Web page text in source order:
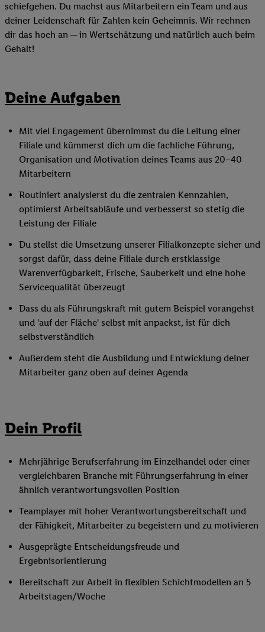
schiefgehen. Du machst aus Mitarbeitern ein Team und aus
deiner Leidenschaft für Zahlen kein Geheimnis. Wir rechnen
dir das hoch an ─ in Wertschätzung und natürlich auch beim
Gehalt!
Deine Aufgaben
Mit viel Engagement übernimmst du die Leitung einer
Filiale und kümmerst dich um die fachliche Führung,
Organisation und Motivation deines Teams aus 20–40
Mitarbeitern
Routiniert analysierst du die zentralen Kennzahlen,
optimierst Arbeitsabläufe und verbesserst so stetig die
Leistung der Filiale
Du stellst die Umsetzung unserer Filialkonzepte sicher und
sorgst dafür, dass deine Filiale durch erstklassige
Warenverfügbarkeit, Frische, Sauberkeit und eine hohe
Servicequalität überzeugt
Dass du als Führungskraft mit gutem Beispiel vorangehst
und 'auf der Fläche' selbst mit anpackst, ist für dich
selbstverständlich
Außerdem steht die Ausbildung und Entwicklung deiner
Mitarbeiter ganz oben auf deiner Agenda
Dein Profil
Mehrjährige Berufserfahrung im Einzelhandel oder einer
vergleichbaren Branche mit Führungserfahrung in einer
ähnlich verantwortungsvollen Position
Teamplayer mit hoher Verantwortungsbereitschaft und
der Fähigkeit, Mitarbeiter zu begeistern und zu motivieren
Ausgeprägte Entscheidungsfreude und
Ergebnisorientierung
Bereitschaft zur Arbeit in flexiblen Schichtmodellen an 5
Arbeitstagen/Woche